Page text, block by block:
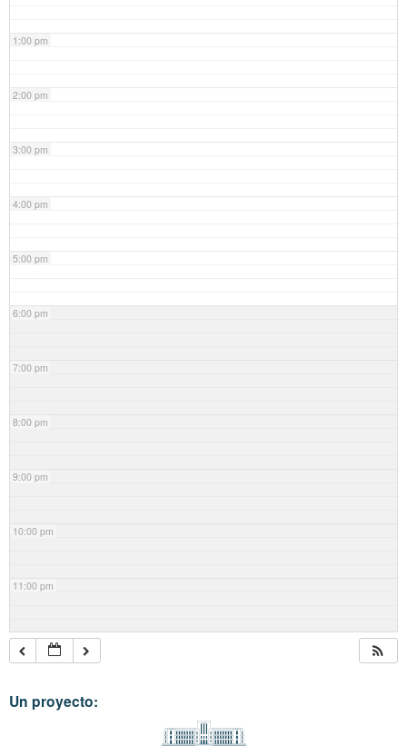
1:00 pm
2:00 pm
3:00 pm
4:00 pm
5:00 pm
6:00 pm
7:00 pm
8:00 pm
9:00 pm
10:00 pm
11:00 pm
Un proyecto: